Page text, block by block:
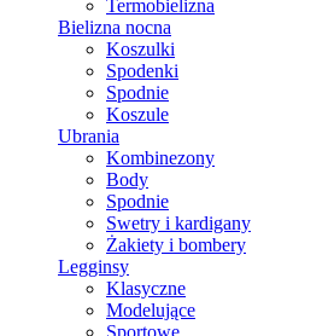
Termobielizna
Bielizna nocna
Koszulki
Spodenki
Spodnie
Koszule
Ubrania
Kombinezony
Body
Spodnie
Swetry i kardigany
Żakiety i bombery
Legginsy
Klasyczne
Modelujące
Sportowe